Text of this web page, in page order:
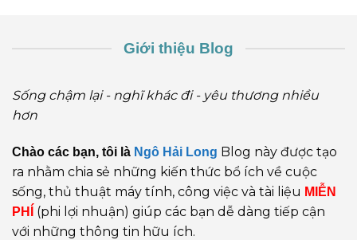
Giới thiệu Blog
Sống chậm lại - nghĩ khác đi - yêu thương nhiều
hơn
Chào các bạn, tôi là Ngô Hải Long Blog này được tạo
ra nhằm chia sẻ những kiến thức bổ ích về cuộc
sống, thủ thuật máy tính, công việc và tài liệu MIỄN
PHÍ
(phi lợi nhuận) giúp các bạn dễ dàng tiếp cận
với những thông tin hữu ích.